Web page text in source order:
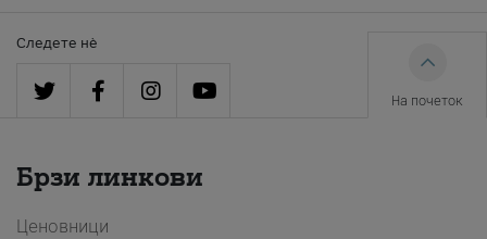
Следете нè
На почеток
Брзи линкови
Ценовници